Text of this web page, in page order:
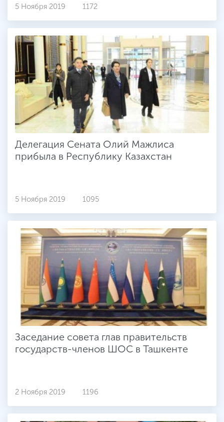
5 Ноября 2019 1172
Делегация Сената Олий Мажлиса
прибыла в Республику Казахстан
5 Ноября 2019 1095
Заседание совета глав правительств
государств-членов ШОС в Ташкенте
2 Ноября 2019 1196